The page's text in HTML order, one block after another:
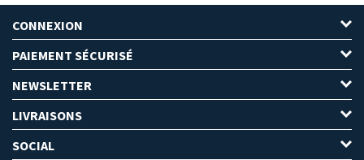
CONNEXION
PAIEMENT SÉCURISÉ
NEWSLETTER
LIVRAISONS
SOCIAL